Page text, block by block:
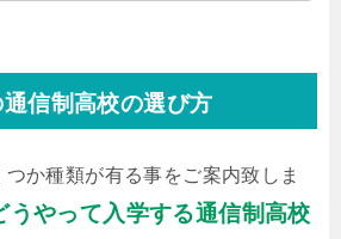
信制高校の選び方
か種類が有る事をご案内致しま
うやって入学する通信制高校